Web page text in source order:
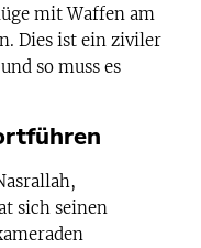
mit Waffen am
Dies ist ein ziviler
so muss es
sich seinen